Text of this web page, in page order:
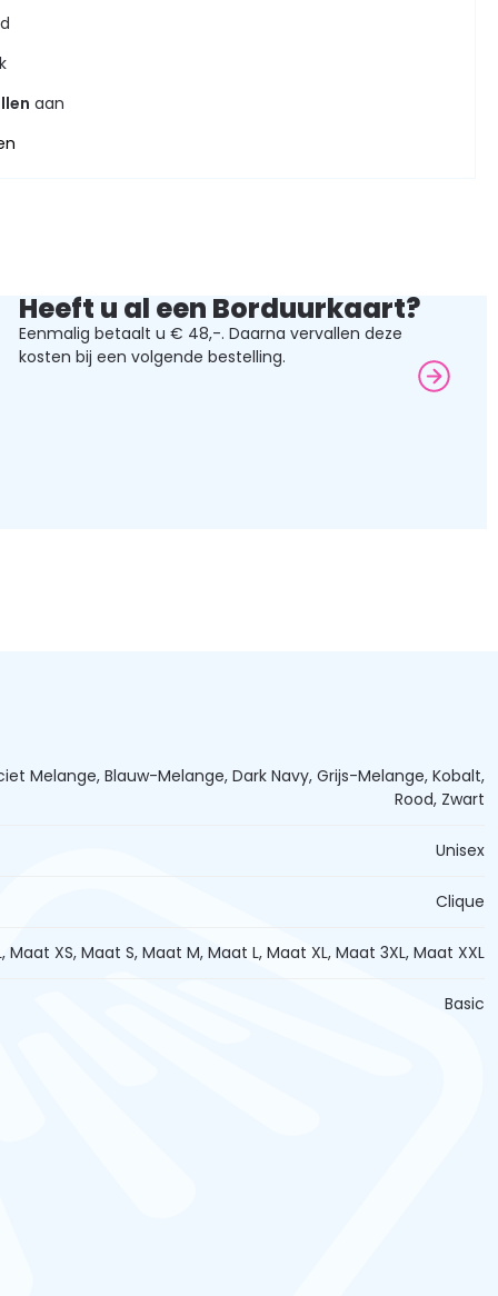
aan
Heeft u al een Borduurkaart?
Eenmalig betaalt u € 48,-. Daarna vervallen deze
kosten bij een volgende bestelling.
Melange, Blauw-Melange, Dark Navy, Grijs-Melange, Kobalt,
Rood, Zwart
Unisex
Clique
Maat XS, Maat S, Maat M, Maat L, Maat XL, Maat 3XL, Maat XXL
Basic